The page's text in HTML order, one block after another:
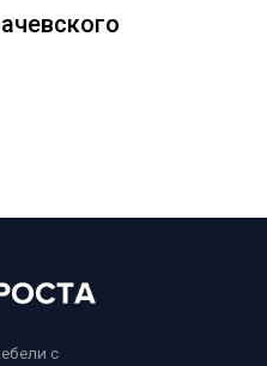
с